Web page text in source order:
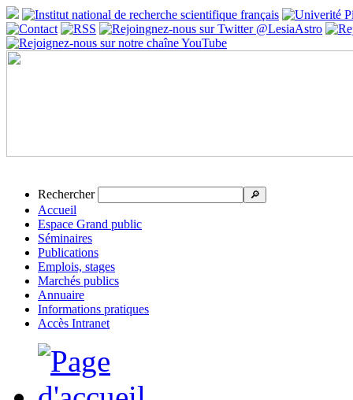
Rechercher 🔎
Accueil
Espace Grand public
Séminaires
Publications
Emplois, stages
Marchés publics
Annuaire
Informations pratiques
Accès Intranet